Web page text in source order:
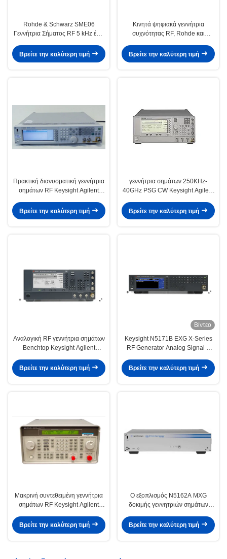
Rohde & Schwarz SME06
Γεννήτρια Σήματος RF 5 kHz έως
ψηφιακή διαμόρφωση
Βρείτε την καλύτερη τιμή
Κινητά ψηφιακά γεννήτρια
συχνότητας RF, Rohde και
Βρείτε την καλύτερη τιμή
Πρακτική διανυσματική γεννήτρια
σημάτων RF Keysight Agilent
Βρείτε την καλύτερη τιμή
γεννήτρια σημάτων 250KHz-
40GHz PSG CW Keysight Agilent
Βρείτε την καλύτερη τιμή
Αναλογική RF γεννήτρια σημάτων
Benchtop Keysight Agilent
Βρείτε την καλύτερη τιμή
Βίντεο
Keysight N5171B EXG X-Series
RF Generator Analog Signal 9
Rackmount/Benchtop Αποδοτικό
Βρείτε την καλύτερη τιμή
Μακρινή συντεθειμένη γεννήτρια
σημάτων RF Keysight Agilent
Βρείτε την καλύτερη τιμή
Ο εξοπλισμός N5162A MXG
δοκιμής γεννητριών σημάτων
Keysight ΈΦΑΓΕ
Βρείτε την καλύτερη τιμή